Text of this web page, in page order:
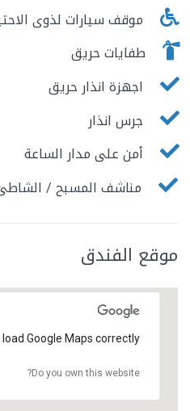
موقف سيارات لذوى
طفايات حريق
اجهزة انذار حريق
جرس انذار
أمن على مدار الساعة
مناشف المسبح /
موقع الفندق
Google Maps correctly.
Do you own this website?